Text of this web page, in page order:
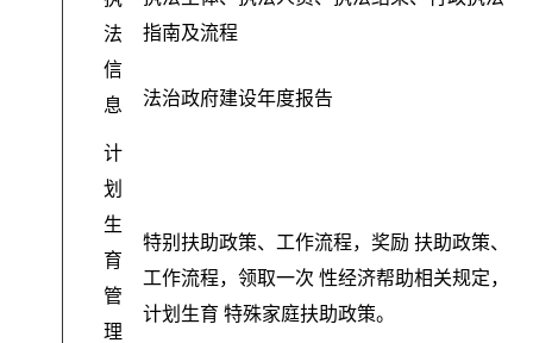
法
信
息
指南及流程
法治政府建设年度报告
计
划
生
育
管
理
特别扶助政策、工作流程， 奖励 扶助政策、
工作流程，领取一次 性经济帮助相关规定，
计划生育 特殊家庭扶助政策。